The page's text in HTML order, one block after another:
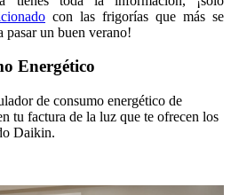
con las frigorías que más se
pasar un buen verano!
Energético
de consumo energético de
tu factura de la luz que te ofrecen los
Daikin.